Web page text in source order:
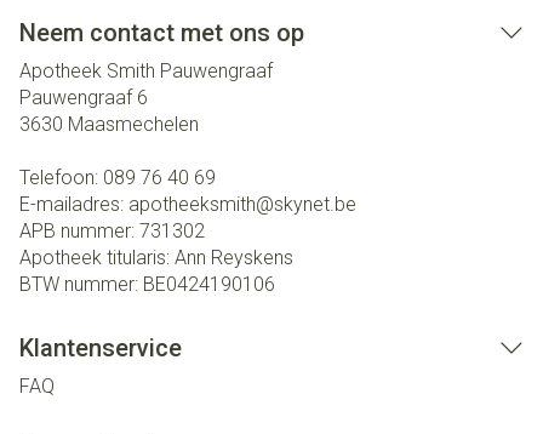
Neem contact met ons op
Apotheek Smith Pauwengraaf
Pauwengraaf 6
3630 Maasmechelen
Telefoon: 089 76 40 69
E-mailadres: apotheeksmith@skynet.be
APB nummer: 731302
Apotheek titularis: Ann Reyskens
BTW nummer: BE0424190106
Klantenservice
FAQ